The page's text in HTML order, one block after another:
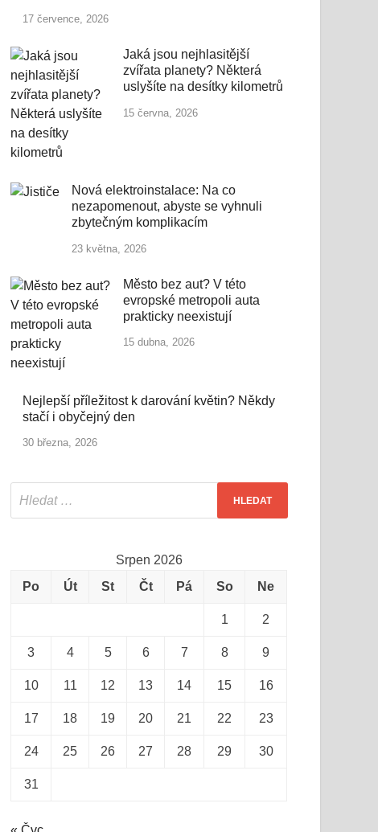
17 července, 2026
Jaká jsou nejhlasitější
zvířata planety? Některá
uslyšíte na desítky kilometrů
15 června, 2026
Nová elektroinstalace: Na co
nezapomenout, abyste se vyhnuli
zbytečným komplikacím
23 května, 2026
Město bez aut? V této
evropské metropoli auta
prakticky neexistují
15 dubna, 2026
Nejlepší příležitost k darování květin? Někdy
stačí i obyčejný den
30 března, 2026
Srpen 2026
Po
Út St Čt Pá So Ne
1 2
3 4 5 6 7 8 9
10 11 12 13 14 15 16
17 18 19 20 21 22 23
24 25 26 27 28 29 30
31